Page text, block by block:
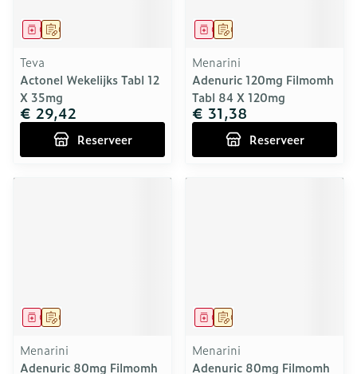
Op voorschrift
Geneesmiddel
Teva
Actonel Wekelijks Tabl 12
X 35mg
€ 29,42
Reserveer
Op voorschrift
Geneesmiddel
Menarini
Adenuric 120mg Filmomh
Tabl 84 X 120mg
€ 31,38
Reserveer
Op voorschrift
Geneesmiddel
Menarini
Adenuric 80mg Filmomh
Op voorschrift
Geneesmiddel
Menarini
Adenuric 80mg Filmomh